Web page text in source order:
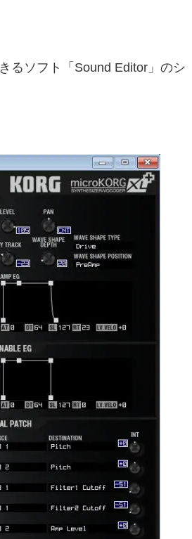
るソフト「Sound Editor」のシ